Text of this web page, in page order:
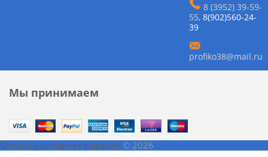
8 (3952) 39-59-
55, 8(902)560-24-
39
profiko38@mail.ru
Мы принимаем
Открыть интернет магазин © 2026